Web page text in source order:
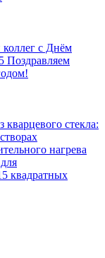
коллег с Днём
Поздравляем
кварцевого стекла:
нагрева
квадратных